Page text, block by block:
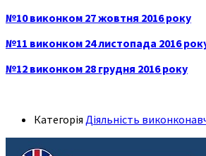
№10 виконком 27 жовтня 2016 року
№11 виконком 24 листопада 2016
№12 виконком 28 грудня 2016 року
Категорія Діяльність